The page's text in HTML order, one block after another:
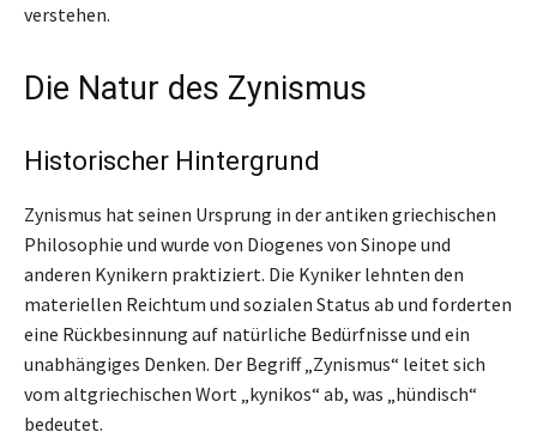
verstehen.
Die Natur des Zynismus
Historischer Hintergrund
Zynismus hat seinen Ursprung in der antiken griechischen
Philosophie und wurde von Diogenes von Sinope und
anderen Kynikern praktiziert. Die Kyniker lehnten den
materiellen Reichtum und sozialen Status ab und forderten
eine Rückbesinnung auf natürliche Bedürfnisse und ein
unabhängiges Denken. Der Begriff „Zynismus“ leitet sich
vom altgriechischen Wort „kynikos“ ab, was „hündisch“
bedeutet.